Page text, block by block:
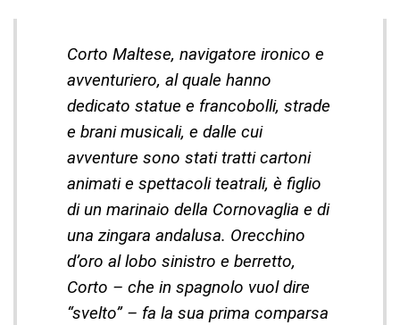
Corto Maltese, navigatore ironico e
avventuriero, al quale hanno
dedicato statue e francobolli, strade
e brani musicali, e dalle cui
avventure sono stati tratti cartoni
animati e spettacoli teatrali, è figlio
di un marinaio della Cornovaglia e di
una zingara andalusa. Orecchino
d’oro al lobo sinistro e berretto,
Corto – che in spagnolo vuol dire
“svelto” – fa la sua prima comparsa